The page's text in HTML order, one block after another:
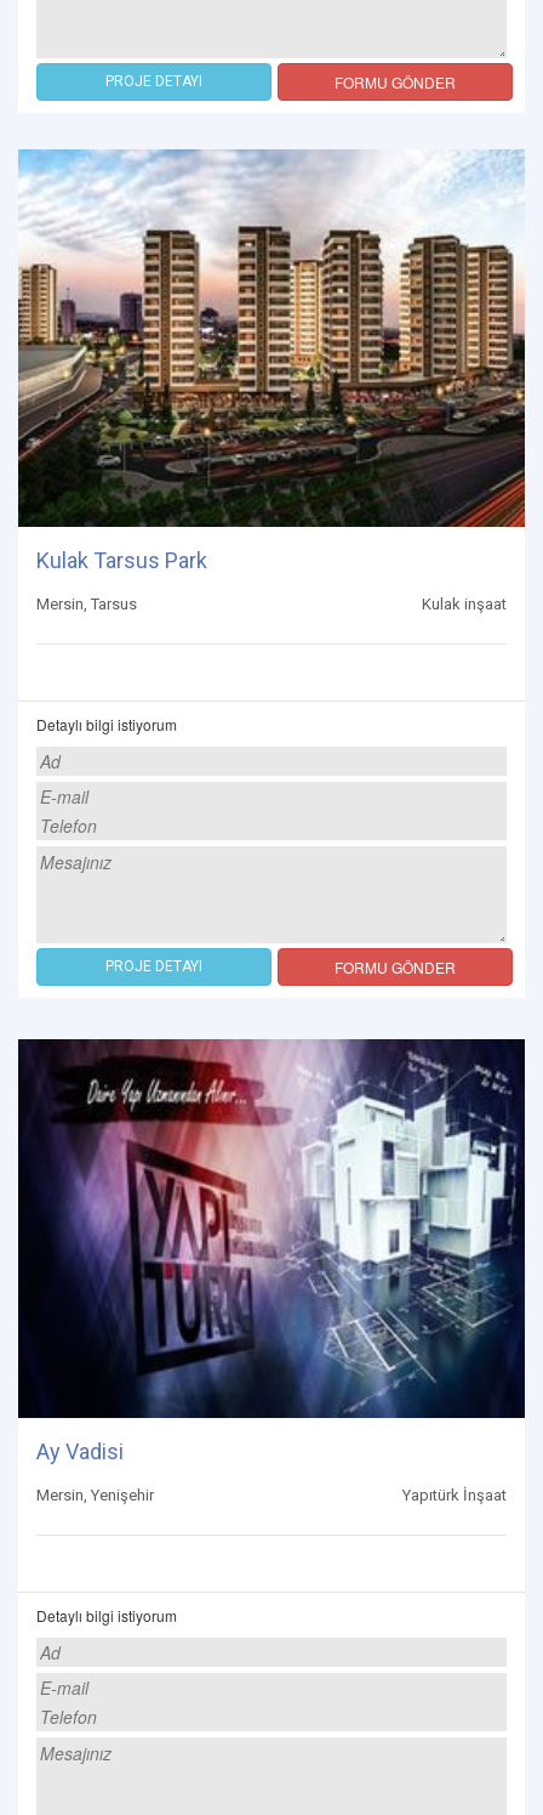
PROJE DETAYI FORMU GÖNDER
Kulak Tarsus Park
Mersin, Tarsus Kulak inşaat
Detaylı bilgi istiyorum
PROJE DETAYI FORMU GÖNDER
Ay Vadisi
Mersin, Yenişehir Yapıtürk İnşaat
Detaylı bilgi istiyorum